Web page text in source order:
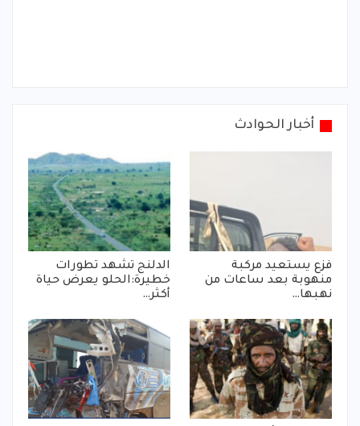
أخبار الحوادث
فزع يستعيد مركبة
منهوبة بعد ساعات من
نهبها…
الدلنج تشهد تطورات
خطيرة:الحلو يعرض حياة
أكثر…